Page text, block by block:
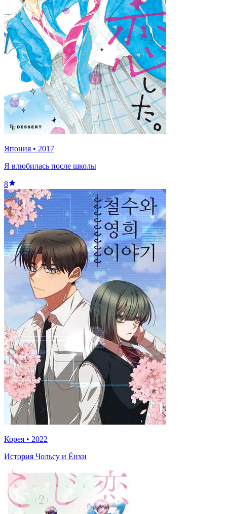
Япония • 2017
Я влюбилась после школы
8
Корея • 2022
История Чольсу и Ёнхи